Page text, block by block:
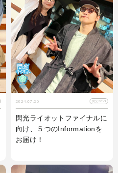
2024.07.26 閃光LOCKS!
閃光ライオットファイナルに
向け、５つのInformationを
お届け！